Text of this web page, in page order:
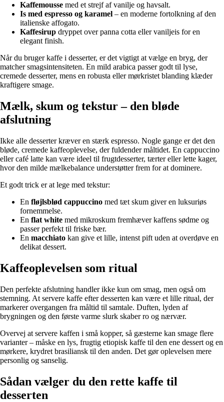
Kaffemousse med et strejf af vanilje og havsalt.
Is med espresso og karamel – en moderne fortolkning af den
italienske affogato.
Kaffesirup dryppet over panna cotta eller vaniljeis for en
elegant finish.
Når du bruger kaffe i desserter, er det vigtigt at vælge en bryg, der
matcher smagsintensiteten. En mild arabica passer godt til lyse,
cremede desserter, mens en robusta eller mørkristet blanding klæder
kraftigere smage.
Mælk, skum og tekstur – den bløde
afslutning
Ikke alle desserter kræver en stærk espresso. Nogle gange er det den
bløde, cremede kaffeoplevelse, der fuldender måltidet. En cappuccino
eller café latte kan være ideel til frugtdesserter, tærter eller lette kager,
hvor den milde mælkebalance understøtter frem for at dominere.
Et godt trick er at lege med tekstur:
En fløjlsblød cappuccino med tæt skum giver en luksuriøs
fornemmelse.
En flat white med mikroskum fremhæver kaffens sødme og
passer perfekt til friske bær.
En macchiato kan give et lille, intenst pift uden at overdøve en
delikat dessert.
Kaffeoplevelsen som ritual
Den perfekte afslutning handler ikke kun om smag, men også om
stemning. At servere kaffe efter desserten kan være et lille ritual, der
markerer overgangen fra måltid til samtale. Duften, lyden af
brygningen og den første varme slurk skaber ro og nærvær.
Overvej at servere kaffen i små kopper, så gæsterne kan smage flere
varianter – måske en lys, frugtig etiopisk kaffe til den ene dessert og en
mørkere, krydret brasiliansk til den anden. Det gør oplevelsen mere
personlig og sanselig.
Sådan vælger du den rette kaffe til
desserten